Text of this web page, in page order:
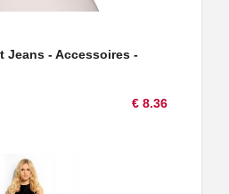
Jeans - Accessoires -
€ 8.36